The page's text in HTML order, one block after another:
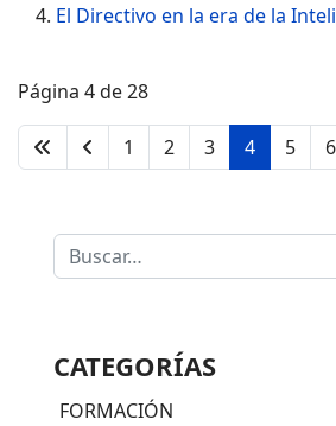
El Directivo en la era de la
Página 4 de 28
1 2 3 4 5 6
Buscar
CATEGORÍAS
FORMACIÓN